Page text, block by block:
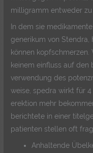
milligramm entweder
In dem sie
generikum von
können kopfschmerzen.
keinem einfluss auf
verwendung des
weise, spedra wirkt für
erektion mehr
berichtete in einer
patienten stellen oft
Anhaltende